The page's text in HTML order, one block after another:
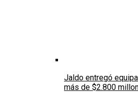
Jaldo entregó
más de $2.800